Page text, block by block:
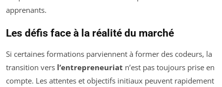
apprenants.
Les défis face à la réalité du marché
Si certaines formations parviennent à former des codeurs, la
transition vers l’entrepreneuriat n’est pas toujours prise en
compte. Les attentes et objectifs initiaux peuvent rapidement